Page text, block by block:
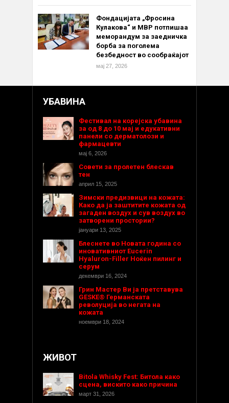
Фондацијата „Фросина
Кулакова“ и МВР потпишаа
меморандум за заедничка
борба за поголема
безбедност во сообраќајот
мај 27, 2026
УБАВИНА
Фестивал на корејска убавина
за од 8 до 10 мај и едукативни
панели со дерматолози и
фармацевти
мај 6, 2026
Совети за пролетен блескав
тен
април 15, 2025
Зимски предизвици на кожата:
Како да ја заштитите кожата од
загаден воздух и сув воздух во
затворени простории?
јануари 13, 2025
Блеснете во Новата година со
иновативниот Eucerin
Hyaluron-Filler Ноќен пилинг и
серум
декември 16, 2024
Грин Мастер Ви ја претставува
GESKE® Германската
револуција во негата на
кожата
ноември 18, 2024
ЖИВОТ
Bitola Whisky Fest: Битола како
сцена, вискито како причина
март 31, 2026